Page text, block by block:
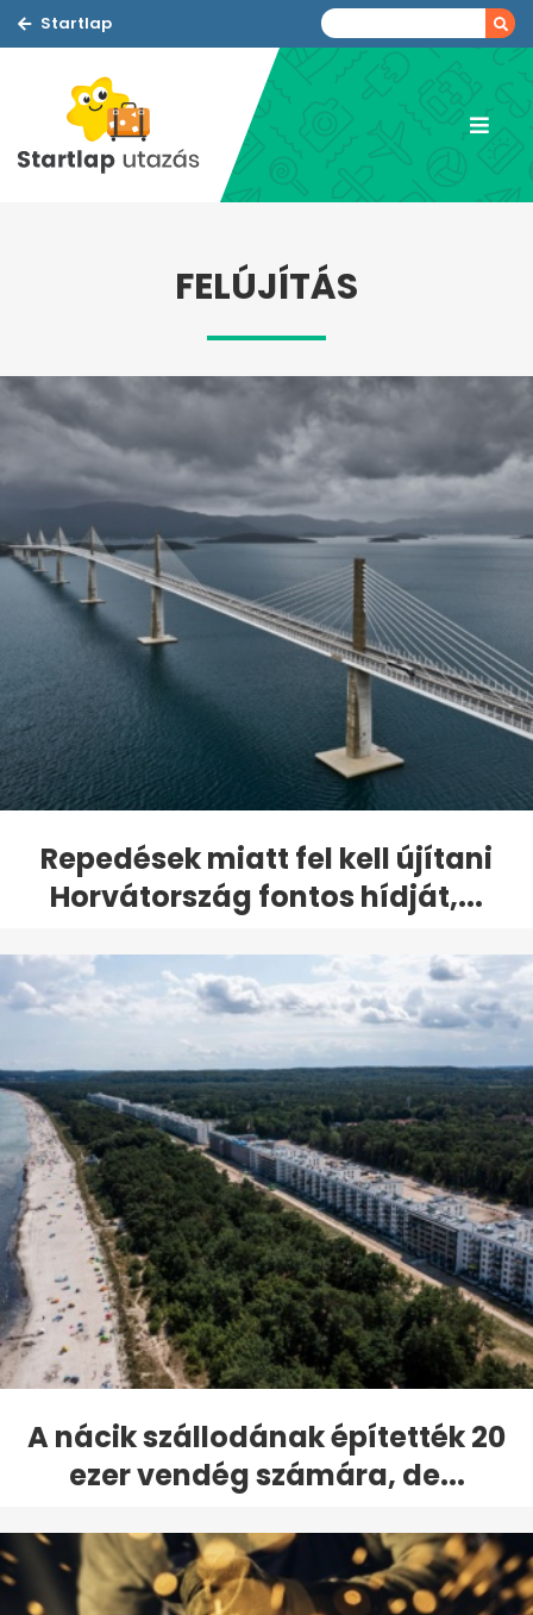
Startlap
FELÚJÍTÁS
Repedések miatt fel kell újítani
Horvátország fontos hídját,...
A nácik szállodának építették 20
ezer vendég számára, de...